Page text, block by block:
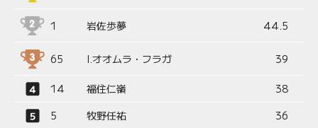
1 岩佐歩夢 44.5
65 I.オオムラ・フラガ 39
14 福住仁嶺
38
5
牧野任祐 36